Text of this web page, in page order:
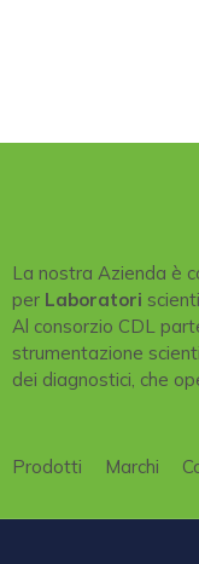
La nostra Azienda è
per Laboratori
Al consorzio CDL
strumentazione
dei diagnostici, che
Prodotti Marchi